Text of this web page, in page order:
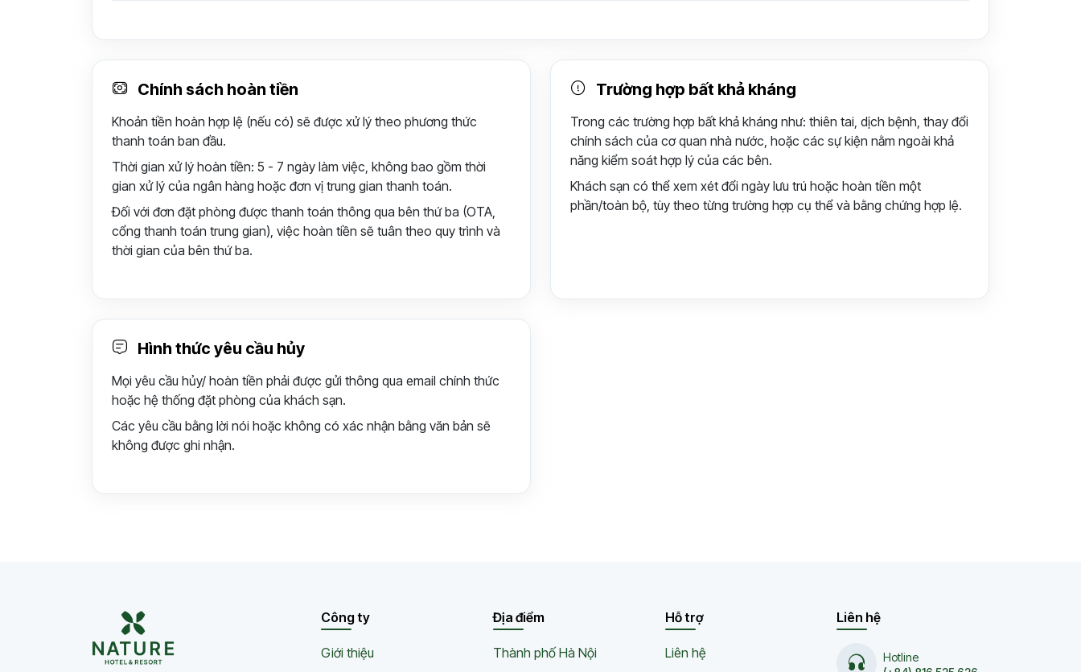
Chính sách hoàn tiền
Khoản tiền hoàn hợp lệ (nếu có) sẽ được xử lý theo phương thức
thanh toán ban đầu.
Thời gian xử lý hoàn tiền: 5 - 7 ngày làm việc, không bao gồm thời
gian xử lý của ngân hàng hoặc đơn vị trung gian thanh toán.
Đối với đơn đặt phòng được thanh toán thông qua bên thứ ba (OTA,
cổng thanh toán trung gian), việc hoàn tiền sẽ tuân theo quy trình và
thời gian của bên thứ ba.
Trường hợp bất khả kháng
Trong các trường hợp bất khả kháng như: thiên tai, dịch bệnh, thay đổi
chính sách của cơ quan nhà nước, hoặc các sự kiện nằm ngoài khả
năng kiểm soát hợp lý của các bên.
Khách sạn có thể xem xét đổi ngày lưu trú hoặc hoàn tiền một
phần/toàn bộ, tùy theo từng trường hợp cụ thể và bằng chứng hợp lệ.
Hình thức yêu cầu hủy
Mọi yêu cầu hủy/ hoàn tiền phải được gửi thông qua email chính thức
hoặc hệ thống đặt phòng của khách sạn.
Các yêu cầu bằng lời nói hoặc không có xác nhận bằng văn bản sẽ
không được ghi nhận.
Công ty
Giới thiệu
Địa điểm
Thành phố Hà Nội
Hỗ trợ
Liên hệ
Liên hệ
Hotline